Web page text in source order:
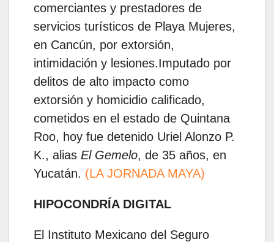
comerciantes y prestadores de
servicios turísticos de Playa Mujeres,
en Cancún, por extorsión,
intimidación y lesiones.Imputado por
delitos de alto impacto como
extorsión y homicidio calificado,
cometidos en el estado de Quintana
Roo, hoy fue detenido Uriel Alonzo P.
K., alias El Gemelo, de 35 años, en
Yucatán. (LA JORNADA MAYA)
HIPOCONDRÍA DIGITAL
El Instituto Mexicano del Seguro